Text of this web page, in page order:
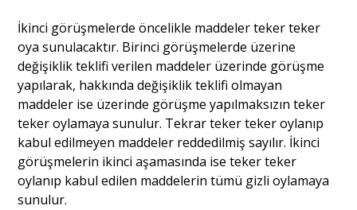
İkinci görüşmelerde öncelikle maddeler teker teker
oya sunulacaktır. Birinci görüşmelerde üzerine
değişiklik teklifi verilen maddeler üzerinde görüşme
yapılarak, hakkında değişiklik teklifi olmayan
maddeler ise üzerinde görüşme yapılmaksızın teker
teker oylamaya sunulur. Tekrar teker teker oylanıp
kabul edilmeyen maddeler reddedilmiş sayılır. İkinci
görüşmelerin ikinci aşamasında ise teker teker
oylanıp kabul edilen maddelerin tümü gizli oylamaya
sunulur.